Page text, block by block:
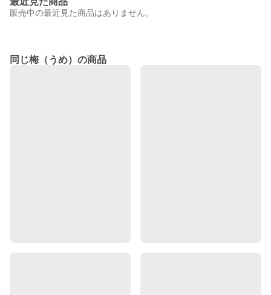
販売中の最近見た商品はありません。
同じ梅（うめ）の商品